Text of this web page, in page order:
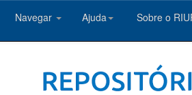
Navegar Ajuda Sobre o